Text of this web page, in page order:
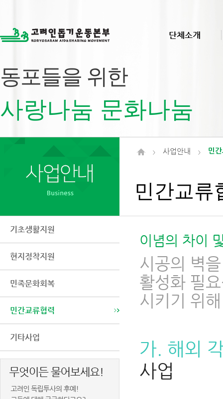
단체소개
동포들을 위한
사랑나눔 문화나눔
> 사업안내 > 민
민간교류
기초생활지원
현지정착지원
민족문화회복
민간교류협력
기타사업
이념의 차이
시공의 벽
활성화 필
시키기 위
가. 해외
사업